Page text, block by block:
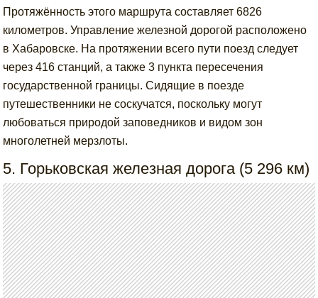
Протяжённость этого маршрута составляет 6826
километров. Управление железной дорогой расположено
в Хабаровске. На протяжении всего пути поезд следует
через 416 станций, а также 3 пункта пересечения
государственной границы. Сидящие в поезде
путешественники не соскучатся, поскольку могут
любоваться природой заповедников и видом зон
многолетней мерзлоты.
5. Горьковская железная дорога (5 296 км)